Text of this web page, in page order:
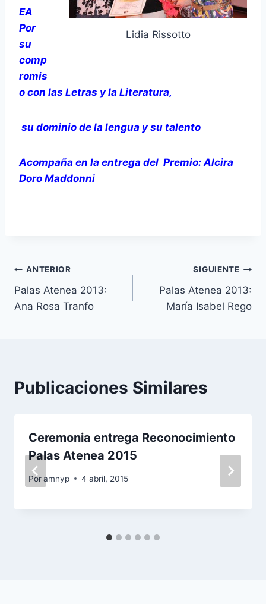
Lidia Rissotto
EA
Por
su
comp
romis
o con las Letras y la Literatura,
su dominio de la lengua y su talento
Acompaña en la entrega del Premio: Alcira
Doro Maddonni
Navegación
de
ANTERIOR
Palas Atenea 2013:
Ana Rosa Tranfo
SIGUIENTE
Palas Atenea 2013:
María Isabel Rego
Publicaciones Similares
Ceremonia entrega Reconocimiento
Palas Atenea 2015
Poramnyp 4 abril, 2015